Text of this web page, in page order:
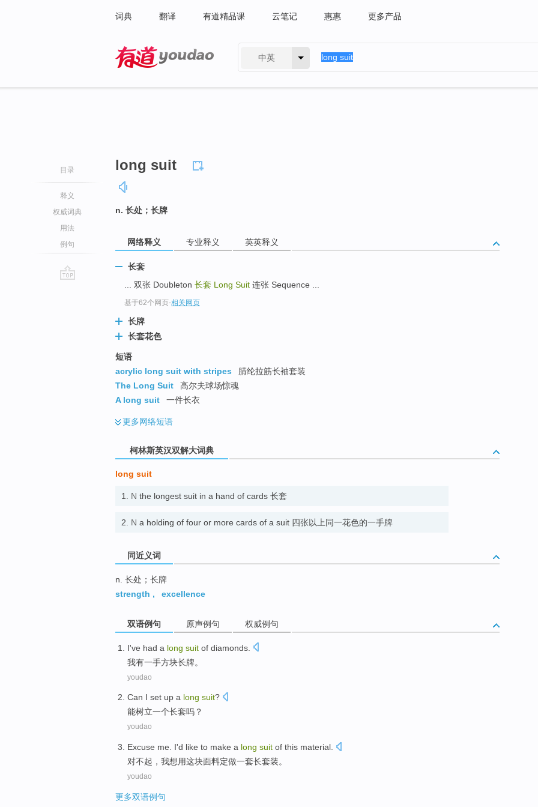
词典 翻译 有道精品课 云笔记 惠惠 更多产品
中英
目录
释义
权威词典
用法
例句
long suit
n. 长处；长牌
网络释义 专业释义 英英释义
长套
... 双张 Doubleton 长套 Long Suit 连张 Sequence ...
基于62个网页-相关网页
长牌
长套花色
短语
acrylic long suit with stripes
腈纶拉筋长袖套装
The Long Suit
高尔夫球场惊魂
A long suit
一件长衣
更多网络短语
柯林斯英汉双解大词典
long suit
1. N the longest suit in a hand of cards 长套
2. N a holding of four or more cards of a suit 四张以上同一花色的一手牌
同近义词
n. 长处；长牌
strength , excellence
双语例句 原声例句 权威例句
I've had a long suit of diamonds
我有一手方块长牌。
youdao
Can I set up a long suit?
能树立一个长套吗？
youdao
Excuse me. I'd like to make a long suit of this material.
对不起 ， 我想用这块面料定做一套长套装。
youdao
更多双语例句